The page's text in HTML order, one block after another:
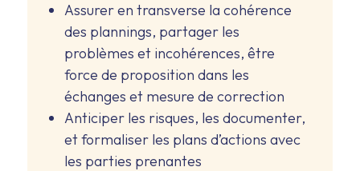
Assurer en transverse la cohérence
des plannings, partager les
problèmes et incohérences, être
force de proposition dans les
échanges et mesure de correction
Anticiper les risques, les documenter,
et formaliser les plans d’actions avec
les parties prenantes